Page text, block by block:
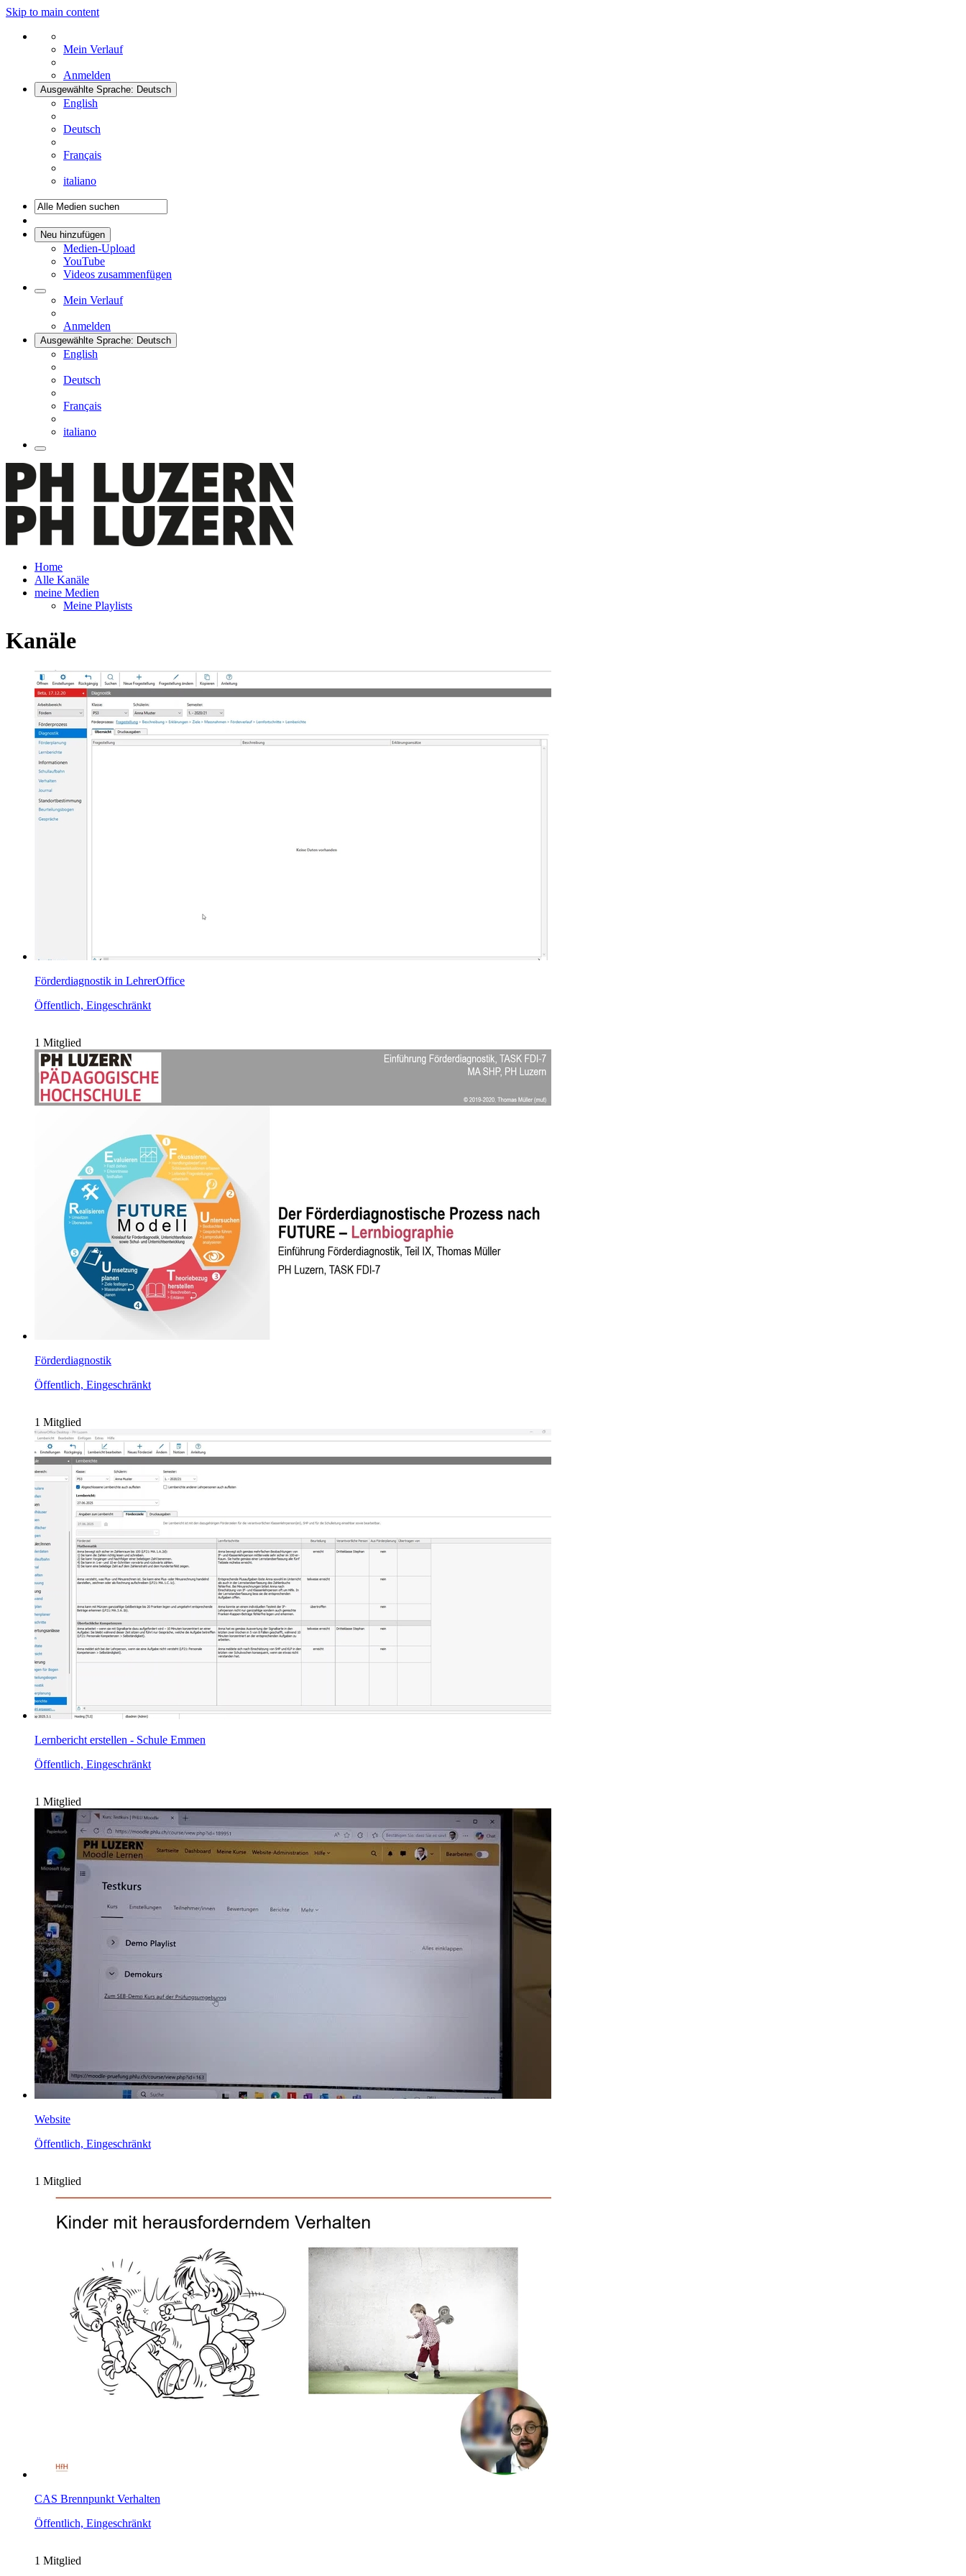
Skip to main content
Mein Verlauf
Anmelden
Ausgewählte Sprache: Deutsch
English
Deutsch
Français
italiano
Neu hinzufügen
Medien-Upload
YouTube
Videos zusammenfügen
Mein Verlauf
Anmelden
Ausgewählte Sprache: Deutsch
English
Deutsch
Français
italiano
Home
Alle Kanäle
meine Medien
Meine Playlists
Kanäle
Förderdiagnostik in LehrerOffice
Öffentlich, Eingeschränkt
1 Mitglied
Förderdiagnostik
Öffentlich, Eingeschränkt
1 Mitglied
Lernbericht erstellen - Schule Emmen
Öffentlich, Eingeschränkt
1 Mitglied
Website
Öffentlich, Eingeschränkt
1 Mitglied
CAS Brennpunkt Verhalten
Öffentlich, Eingeschränkt
1 Mitglied